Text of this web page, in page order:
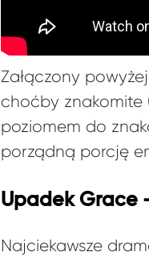
Załączony
choćby znakomite
poziomem do
porządną porcję
Upadek Grace
Najciekawsze